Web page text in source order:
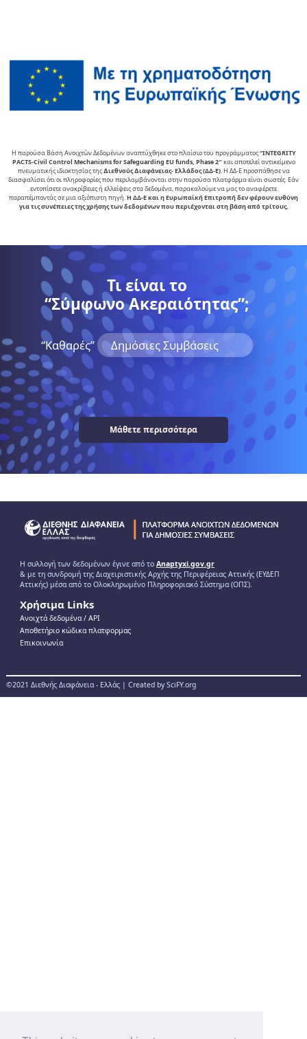
Η παρούσα Βάση Ανοιχτών Δεδομένων αναπτύχθηκε στο πλαίσιο του προγράμματος“INTEGRITY
PACTS-Civil Control Mechanisms for Safeguarding EU funds, Phase 2″και αποτελεί αντικείµενο
πνευµατικής ιδιοκτησίας της∆ιεθνούς ∆ιαφάνειας- Ελλάδος (ΔΔ-Ε). Η ΔΔ-Ε προσπάθησε να
διασφαλίσει ότι οι πληροφορίες που περιλαμβάνονται στην παρούσα πλατφόρμα είναι σωστές. Εάν
εντοπίσετε ανακρίβειες ή ελλείψεις στα δεδομένα, παρακαλούμε να μας το αναφέρετε
παραπέμποντάς σε μια αξιόπιστη πηγή.Η ΔΔ-Ε και η Ευρωπαϊκή Επιτροπή δεν φέρουν ευθύνη
για τις συνέπειες της χρήσης των δεδομένων που περιέχονται στη βάση από τρίτους.
Τι είναι το
“Σύμφωνο Ακεραιότητας”;
“Kαθαρές” Δημόσιες Συμβάσεις
Μάθετε περισσότερα
Η συλλογή των δεδομένων έγινε από το Anaptyxi.gov.gr
& με τη συνδρομή της Διαχειριστικής Αρχής της Περιφέρειας Αττικής (ΕΥΔΕΠ
Αττικής) μέσα από το Ολοκληρωμένο Πληροφοριακό Σύστημα (ΟΠΣ).
Χρήσιμα Links
Ανοιχτά δεδομένα / ΑPI
Αποθετήριο κώδικα πλατφορμας
Επικοινωνία
©2021 Διεθνής Διαφάνεια - Ελλάς | Created by SciFY.org